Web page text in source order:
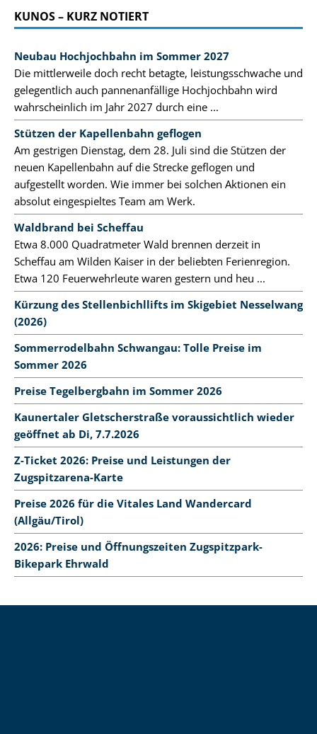
KUNOS – KURZ NOTIERT
Neubau Hochjochbahn im Sommer 2027
Die mittlerweile doch recht betagte, leistungsschwache und
gelegentlich auch pannenanfällige Hochjochbahn wird
wahrscheinlich im Jahr 2027 durch eine ...
Stützen der Kapellenbahn geflogen
Am gestrigen Dienstag, dem 28. Juli sind die Stützen der
neuen Kapellenbahn auf die Strecke geflogen und
aufgestellt worden. Wie immer bei solchen Aktionen ein
absolut eingespieltes Team am Werk.
Waldbrand bei Scheffau
Etwa 8.000 Quadratmeter Wald brennen derzeit in
Scheffau am Wilden Kaiser in der beliebten Ferienregion.
Etwa 120 Feuerwehrleute waren gestern und heu ...
Kürzung des Stellenbichllifts im Skigebiet Nesselwang
(2026)
Sommerrodelbahn Schwangau: Tolle Preise im
Sommer 2026
Preise Tegelbergbahn im Sommer 2026
Kaunertaler Gletscherstraße voraussichtlich wieder
geöffnet ab Di, 7.7.2026
Z-Ticket 2026: Preise und Leistungen der
Zugspitzarena-Karte
Preise 2026 für die Vitales Land Wandercard
(Allgäu/Tirol)
2026: Preise und Öffnungszeiten Zugspitzpark-
Bikepark Ehrwald